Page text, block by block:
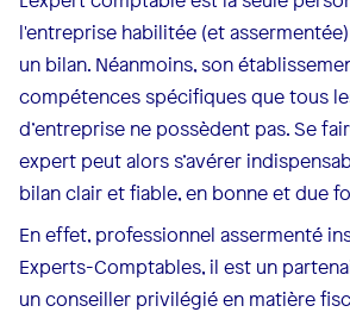
l'entreprise habilitée (et
un bilan. Néanmoins, son
compétences spécifiques que tous
d’entreprise ne possèdent pas. Se
expert peut alors s’avérer
bilan clair et fiable, en bonne et due
En effet, professionnel assermenté
Experts-Comptables, il est un
un conseiller privilégié en matière